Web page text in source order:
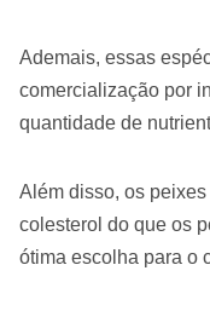
Ademais, essas
comercialização por
quantidade de
Além disso, os
colesterol do que os
ótima escolha para o